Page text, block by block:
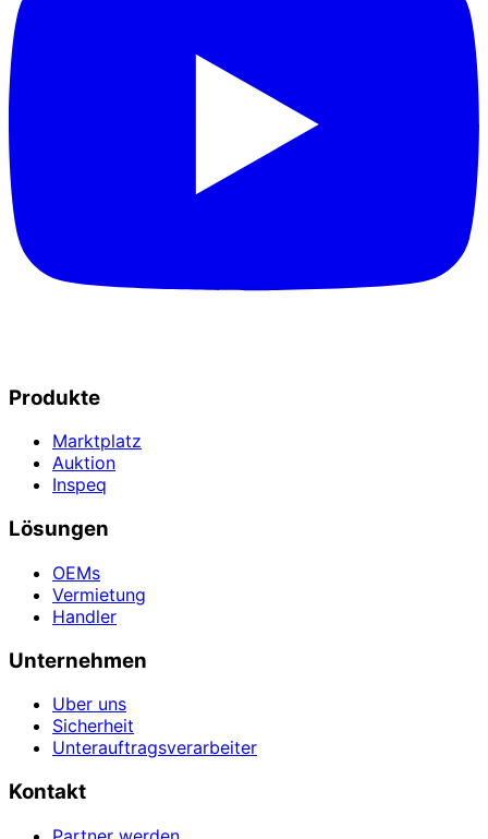
Produkte
Marktplatz
Auktion
Inspeq
Lösungen
OEMs
Vermietung
Handler
Unternehmen
Uber uns
Sicherheit
Unterauftragsverarbeiter
Kontakt